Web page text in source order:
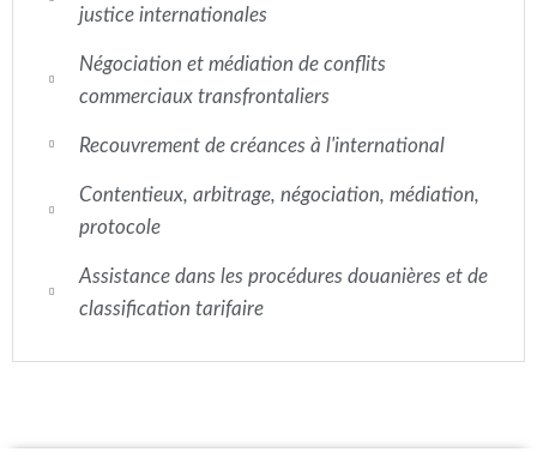
justice internationales
Négociation et médiation de conflits
commerciaux transfrontaliers
Recouvrement de créances à l'international
Contentieux, arbitrage, négociation, médiation,
protocole
Assistance dans les procédures douanières et de
classification tarifaire